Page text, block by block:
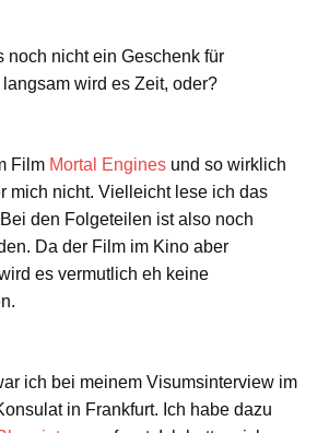
noch nicht ein Geschenk für
wird es Zeit, oder?
Film Mortal Engines und so wirklich
mich nicht. Vielleicht lese ich das
den Folgeteilen ist also noch
Da der Film im Kino aber
es vermutlich eh keine
ich bei meinem Visumsinterview im
in Frankfurt. Ich habe dazu